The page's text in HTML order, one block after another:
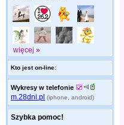
więcej »
Kto jest on-line:
Wykresy w telefonie
m.28dni.pl (iphone, android)
Szybka pomoc!